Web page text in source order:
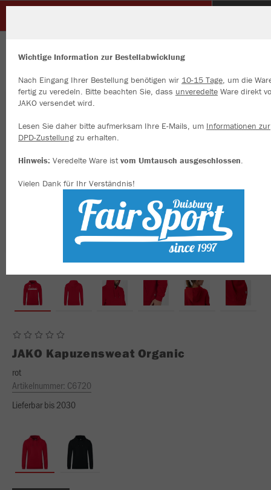
JAKO Kapuzensweat Organic
rot
Artikelnummer: C6720
Lieferbar bis 2030
Wichtige Information zur Bestellabwicklung
Nach Eingang Ihrer Bestellung benötigen wir 10-15 Tage, um die
fertig zu veredeln. Bitte beachten Sie, dass unveredelte Ware direkt
JAKO versendet wird.
Lesen Sie daher bitte aufmerksam Ihre E-Mails, um Informationen zur
DPD-Zustellung zu erhalten.
Hinweis: Veredelte Ware istvom Umtausch ausgeschlossen.
Vielen Dank für Ihr Verständnis!
Wir verwenden Cookies
Inhalte anzeigen und unsere Website verbessern. Weitere
zu den Cookies findest Du in den Einstellungen.
Alle akzeptieren
Alle ablehnen
mehr Infos
Datenschutz
Impressum